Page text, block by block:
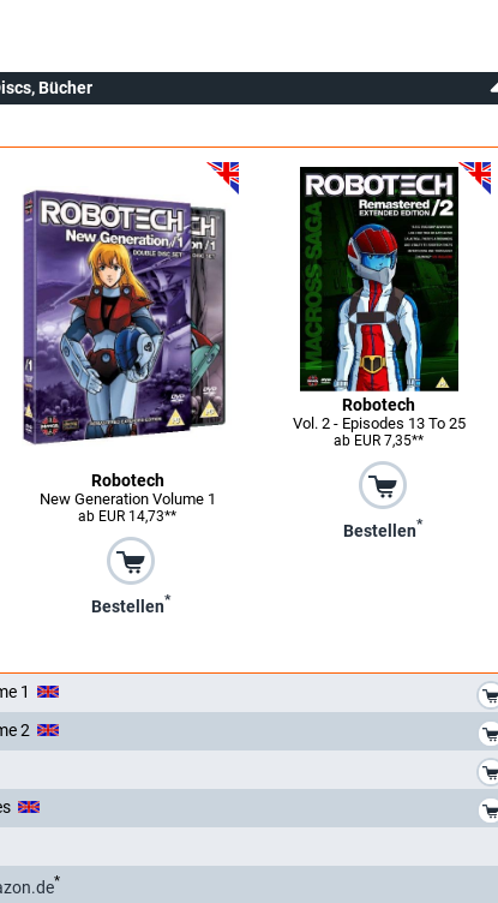
Bücher
Robotech
New Generation Volume 1
ab EUR 14,73**
Bestellen*
Robotech
Vol. 2 - Episodes 13 To 25
ab EUR 7,35**
Bestellen*
1
2
*